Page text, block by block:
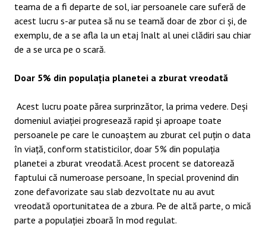
teama de a fi departe de sol, iar persoanele care suferă de
acest lucru s-ar putea să nu se teamă doar de zbor ci și, de
exemplu, de a se afla la un etaj înalt al unei clădiri sau chiar
de a se urca pe o scară.
Doar 5% din populația planetei a zburat vreodată
Acest lucru poate părea surprinzător, la prima vedere. Deși
domeniul aviației progresează rapid și aproape toate
persoanele pe care le cunoaștem au zburat cel puțin o data
în viață, conform statisticilor, doar 5% din populația
planetei a zburat vreodată. Acest procent se datorează
faptului că numeroase persoane, în special provenind din
zone defavorizate sau slab dezvoltate nu au avut
vreodată oportunitatea de a zbura. Pe de altă parte, o mică
parte a populației zboară în mod regulat.